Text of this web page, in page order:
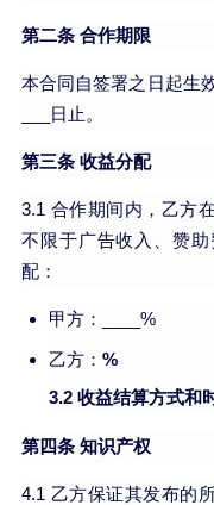
第二条 合作期限
本合同自签署之日起生
___日止。
第三条 收益分配
3.1 合作期间内，乙方
不限于广告收入、赞
配：
甲方：____%
乙方： %
3.2 收益结算方式和
第四条 知识产权
4.1 乙方保证其发布的